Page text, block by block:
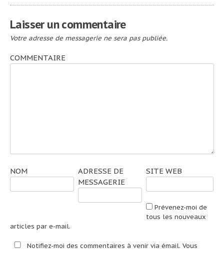
Laisser un commentaire
Votre adresse de messagerie ne sera pas publiée.
COMMENTAIRE
NOM
ADRESSE DE
MESSAGERIE
SITE WEB
Prévenez-moi de
tous les nouveaux
articles par e-mail.
Notifiez-moi des commentaires à venir via émail. Vous